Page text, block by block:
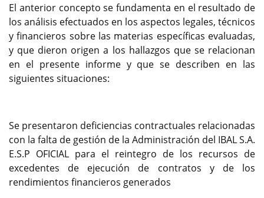
El anterior concepto se fundamenta en el resultado de
los análisis efectuados en los aspectos legales, técnicos
y financieros sobre las materias específicas evaluadas,
y que dieron origen a los hallazgos que se relacionan
en el presente informe y que se describen en las
siguientes situaciones:
Se presentaron deficiencias contractuales relacionadas
con la falta de gestión de la Administración del IBAL S.A.
E.S.P OFICIAL para el reintegro de los recursos de
excedentes de ejecución de contratos y de los
rendimientos financieros generados